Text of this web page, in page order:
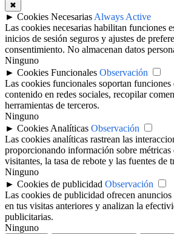
✖
► Cookies Necesarias Always Active
Las cookies necesarias habilitan funciones
inicios de sesión seguros y ajustes de
consentimiento. No almacenan datos
Ninguno
► Cookies Funcionales Observación
Las cookies funcionales soportan
contenido en redes sociales, recopilar
herramientas de terceros.
Ninguno
► Cookies Analíticas Observación
Las cookies analíticas rastrean las
proporcionando información sobre métricas
visitantes, la tasa de rebote y las fuentes de
Ninguno
► Cookies de publicidad Observación
Las cookies de publicidad ofrecen anuncios
en tus visitas anteriores y analizan la
publicitarias.
Ninguno